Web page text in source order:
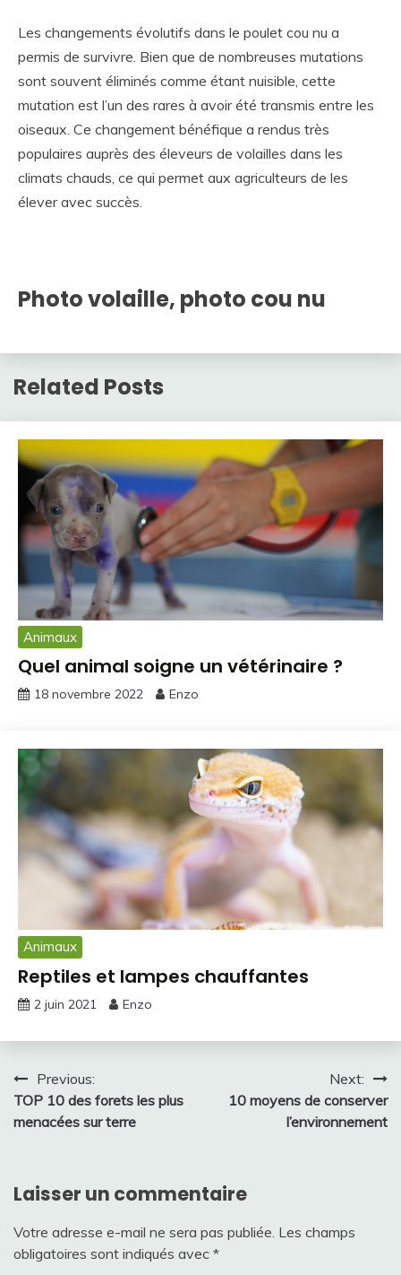
Les changements évolutifs dans le poulet cou nu a
permis de survivre. Bien que de nombreuses mutations
sont souvent éliminés comme étant nuisible, cette
mutation est l’un des rares à avoir été transmis entre les
oiseaux. Ce changement bénéfique a rendus très
populaires auprès des éleveurs de volailles dans les
climats chauds, ce qui permet aux agriculteurs de les
élever avec succès.
Photo volaille, photo cou nu
Related Posts
Animaux
Quel animal soigne un vétérinaire ?
18 novembre 2022 Enzo
Animaux
Reptiles et lampes chauffantes
2 juin 2021 Enzo
Navigation
de
Previous:
TOP 10 des forets les plus
menacées sur terre
Next:
10 moyens de conserver
l’environnement
Laisser un commentaire
Votre adresse e-mail ne sera pas publiée. Les champs
obligatoires sont indiqués avec *